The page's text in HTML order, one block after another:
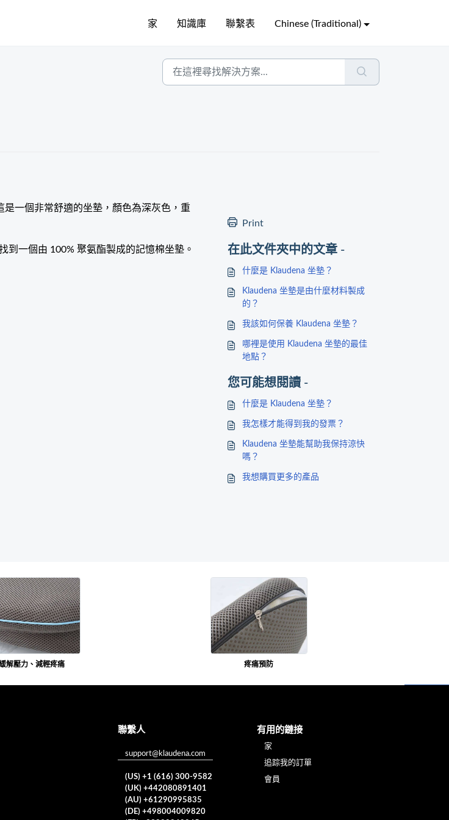
家 知識庫 聯繫表 Chinese (Traditional)
一個非常舒適的坐墊，顏色為深灰色，重
到一個由 100% 聚氨酯製成的記憶棉坐墊。
Print
在此文件夾中的文章 -
什麼是 Klaudena 坐墊？
Klaudena 坐墊是由什麼材料製成
的？
我該如何保養 Klaudena 坐墊？
哪裡是使用 Klaudena 坐墊的最佳
地點？
您可能想閱讀 -
什麼是 Klaudena 坐墊？
我怎樣才能得到我的發票？
Klaudena 坐墊能幫助我保持涼快
嗎？
我想購買更多的產品
解壓力、減輕疼痛 疼痛預防
聯繫人
support@klaudena.com
(US) +1 (616) 300-9582
(UK) +442080891401
(AU) +61290995835
(DE) +498004009820
有用的鏈接
家
追踪我的訂單
會員